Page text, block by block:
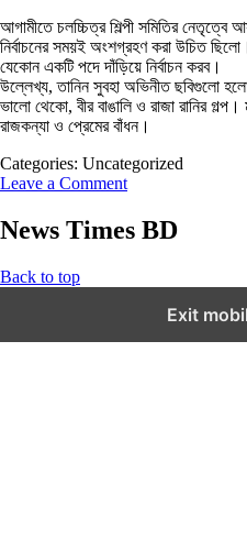
আগামীতে চলচ্চিত্র শিল্পী সমিতির
নির্বাচনের সময়ই অংশগ্রহণ করা উচিত
যেকোন একটি পদে দাঁড়িয়ে নির্বাচন করব।
উল্লেখ্য, তানিন সুবহা অভিনীত ছবিগুলো
ভালো থেকো, বীর বাঙালি ও রাজা রানির
রাজকন্যা ও প্রেমের বাঁধন।
Categories: Uncategorized
Leave a Comment
News Times BD
Back to top
Exit